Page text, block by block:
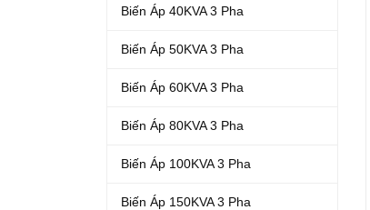
Biến Áp 40KVA 3 Pha
Biến Áp 50KVA 3 Pha
Biến Áp 60KVA 3 Pha
Biến Áp 80KVA 3 Pha
Biến Áp 100KVA 3 Pha
Biến Áp 150KVA 3 Pha